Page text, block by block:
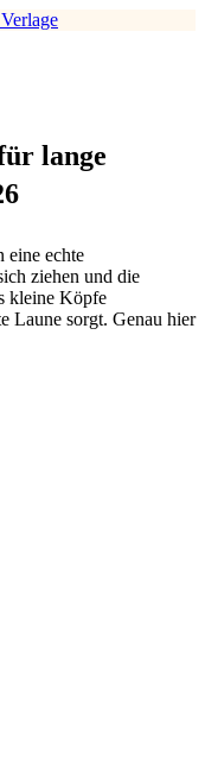
lange
eine echte
ziehen und die
kleine Köpfe
Laune sorgt. Genau hier